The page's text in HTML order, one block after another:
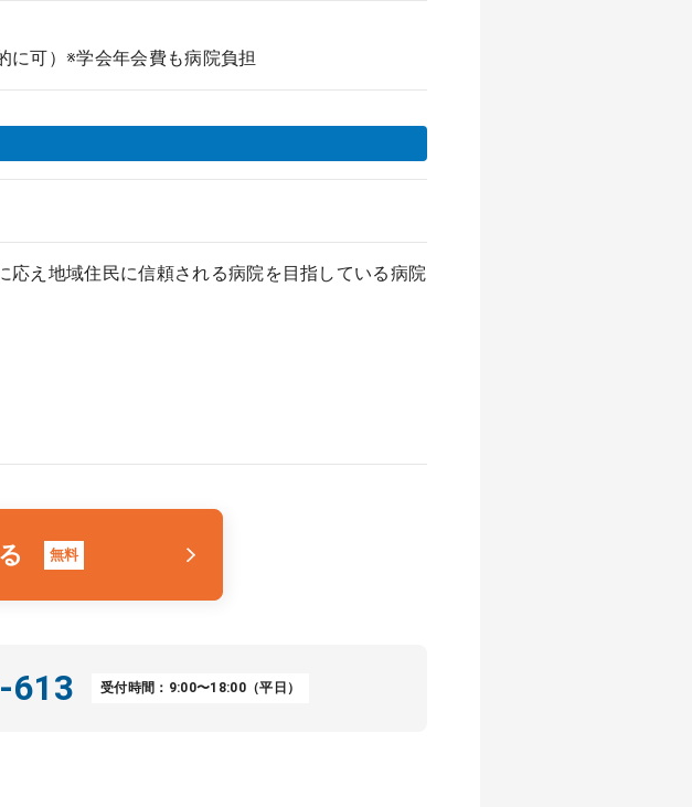
に可）※学会年会費も病院負担
え地域住民に信頼される病院を目指している病院
無料
613 受付時間：9:00〜18:00（平日）